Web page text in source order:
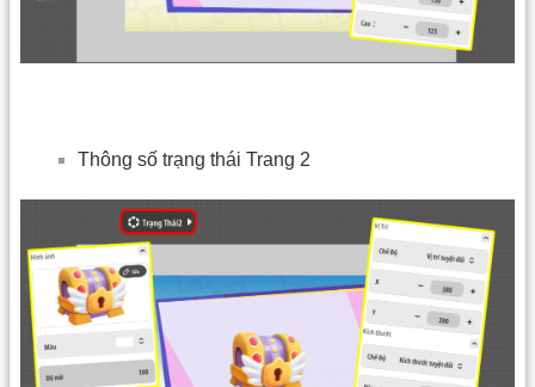
Thông số trạng thái Trang 2